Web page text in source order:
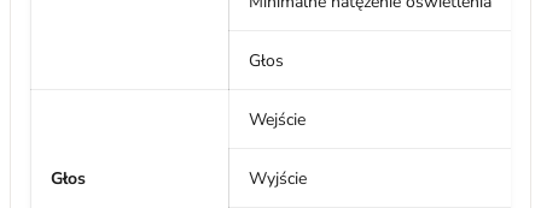
Głos
Głos
Wejście
Wyjście